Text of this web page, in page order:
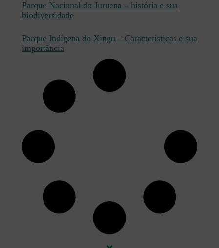
Parque Nacional do Juruena – história e sua
biodiversidade
Parque Indígena do Xingu – Características e sua
importância